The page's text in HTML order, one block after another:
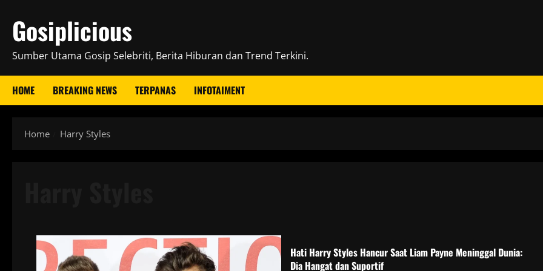
content
Gosiplicious
Sumber Utama Gosip Selebriti, Berita Hiburan dan Trend Terkini.
HOME BREAKING NEWS TERPANAS INFOTAIMENT
Home Harry Styles
Hati Harry Styles Hancur Saat Liam Payne Meninggal Dunia:
Dia Hangat dan Suportif